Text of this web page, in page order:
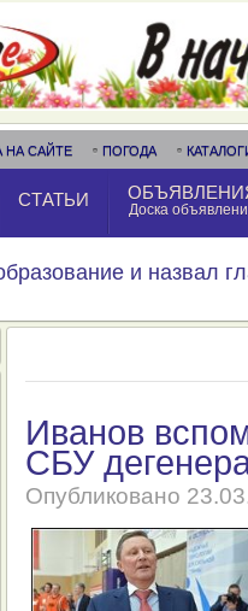
НА САЙТЕ ПОГОДА
СТАТЬИ Доска
и назвал
Иванов
СБУ
Опубликовано